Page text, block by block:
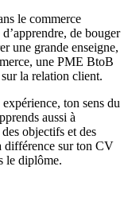
le commerce
de bouger
une grande enseigne,
une PME BtoB
la relation client.
ton sens du
aussi à
objectifs et des
différence sur ton CV
le diplôme.